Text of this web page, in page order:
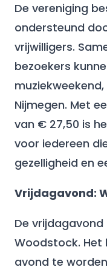
De vereniging
ondersteund
vrijwilligers.
bezoekers
Nijmegen. Met
van € 27,50 is
voor iedereen
gezelligheid en
Vrijdagavond:
De
Woodstock. Het
avond te